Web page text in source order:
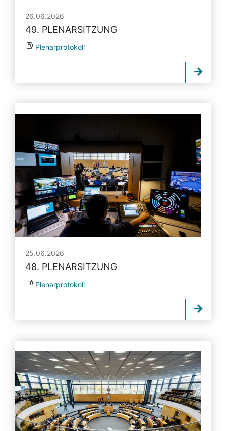
26.06.2026
49. PLENARSITZUNG
Plenarprotokoll
25.06.2026
48. PLENARSITZUNG
Plenarprotokoll